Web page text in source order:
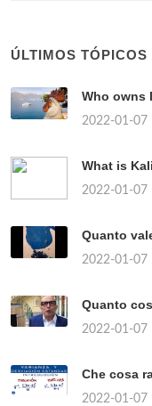
ÚLTIMOS TÓPICOS
Who owns
2022-01-07
What is
2022-01-07
Quanto
2022-01-07
Quanto
2022-01-07
Che cosa
2022-01-07